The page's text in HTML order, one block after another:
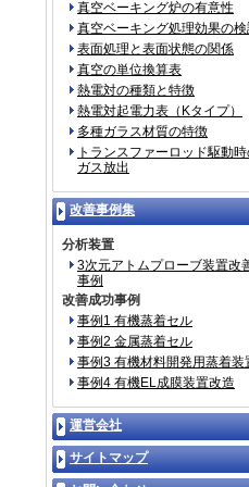
真空ベーキング炉の有意性
真空ベーキング処理効果の
表面処理と表面状態の関係
真空の単位換算表
熱電対の種類と特徴
熱電対起電力表（Kタイプ）
多種ガラス材質の特徴
トランスファーロッド駆動
ガス放出
改善事例集
分析装置
3次元アトムプローブ装置改
事例
改善成功事例
事例1 有機蒸着セル
事例2 金属蒸着セル
事例3 有機材料開発用蒸着装
事例4 有機EL成膜装置改造
運営会社
サイトマップ